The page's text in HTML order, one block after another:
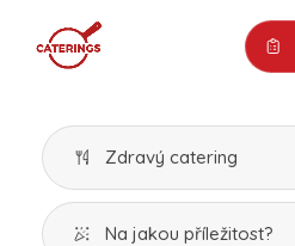
Zdravý catering
Na jakou příležitost?